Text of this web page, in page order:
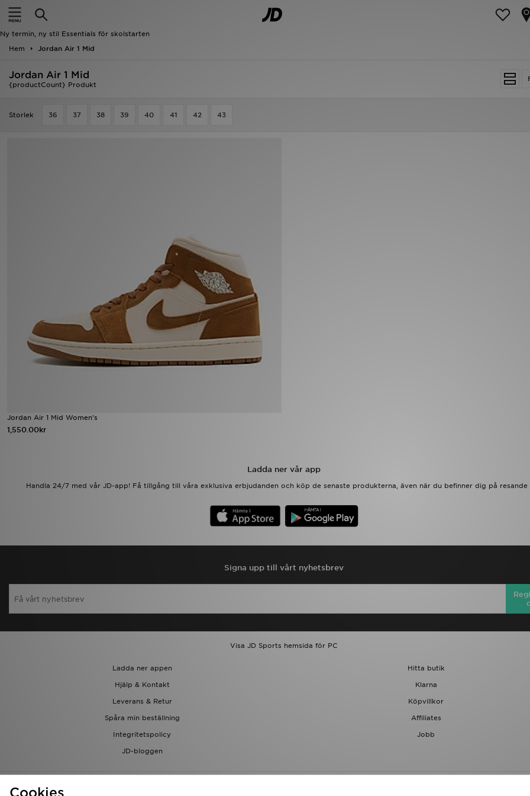
Ny termin, ny stil Essentials för skolstarten
Hem
Jordan Air 1 Mid
Jordan Air 1 Mid
{productCount} Produkt
Storlek 36 37 38 39 40 41 42 43
Jordan Air 1 Mid Women's
1,550.00kr
Ladda ner vår app
Handla 24/7 med vår JD-app! Få tillgång till våra exklusiva erbjudanden och köp de senaste produkterna, även när du befinner dig på resande
Signa upp till vårt nyhetsbrev
Visa JD Sports hemsida för PC
Ladda ner appen
Hitta butik
Hjälp & Kontakt
Klarna
Leverans & Retur
Köpvillkor
Spåra min beställning
Affiliates
Integritetspolicy
Jobb
JD-bloggen
Hem
Rea
Nyheter
Mitt JD
Mina meddelanden
Cookies